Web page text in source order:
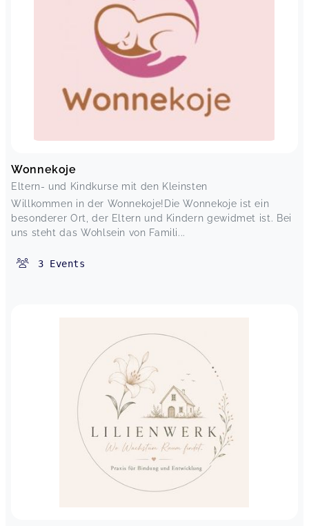
Wonnekoje
Eltern- und Kindkurse mit den Kleinsten
Willkommen in der Wonnekoje!Die Wonnekoje ist ein
besonderer Ort, der Eltern und Kindern gewidmet ist. Bei
uns steht das Wohlsein von Famili...
3 Events